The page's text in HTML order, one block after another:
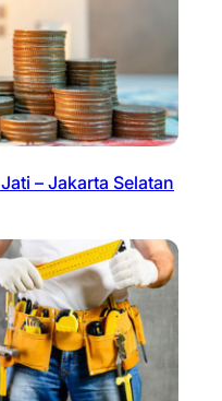
– Jakarta Selatan